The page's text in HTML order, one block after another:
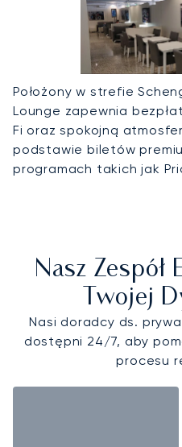
Położony w strefie
Lounge zapewnia
Fi oraz spokojną
podstawie biletów
programach takich jak
Nasz Zespół
Twojej
Nasi doradcy ds.
dostępni 24/7, aby
procesu